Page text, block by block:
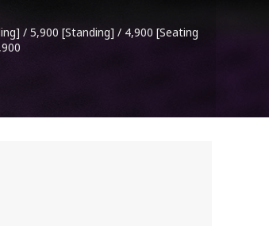
/ 5,900 [Standing] / 4,900 [Seating